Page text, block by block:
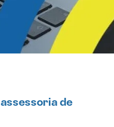
assessoria de